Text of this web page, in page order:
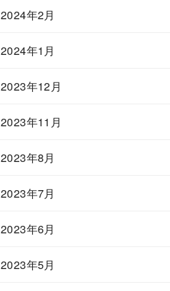
2024年2月
2024年1月
2023年12月
2023年11月
2023年8月
2023年7月
2023年6月
2023年5月